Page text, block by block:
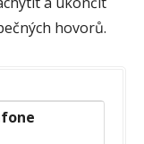
hovorů.